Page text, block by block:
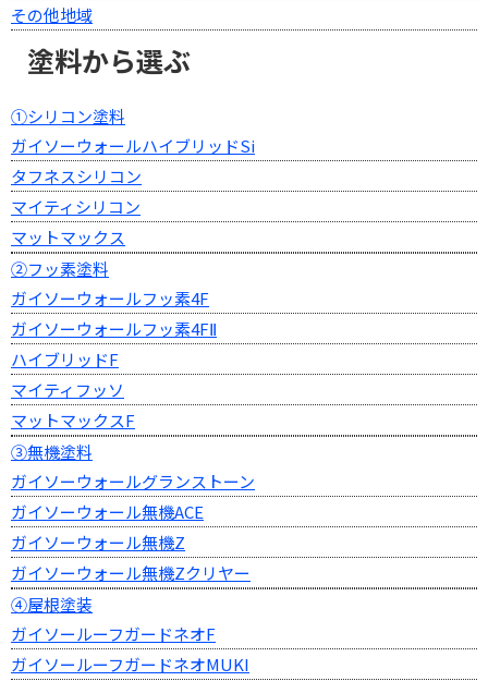
その他地域
塗料から選ぶ
①シリコン塗料
ガイソーウォールハイブリッドSi
タフネスシリコン
マイティシリコン
マットマックス
②フッ素塗料
ガイソーウォールフッ素4F
ガイソーウォールフッ素4FⅡ
ハイブリッドF
マイティフッソ
マットマックスF
③無機塗料
ガイソーウォールグランストーン
ガイソーウォール無機ACE
ガイソーウォール無機Z
ガイソーウォール無機Zクリヤー
④屋根塗装
ガイソールーフガードネオF
ガイソールーフガードネオMUKI